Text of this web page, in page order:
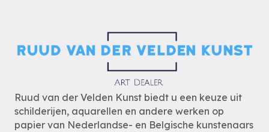
Ruud van der Velden Kunst biedt u een keuze uit
schilderijen, aquarellen en andere werken op
papier van Nederlandse- en Belgische kunstenaars